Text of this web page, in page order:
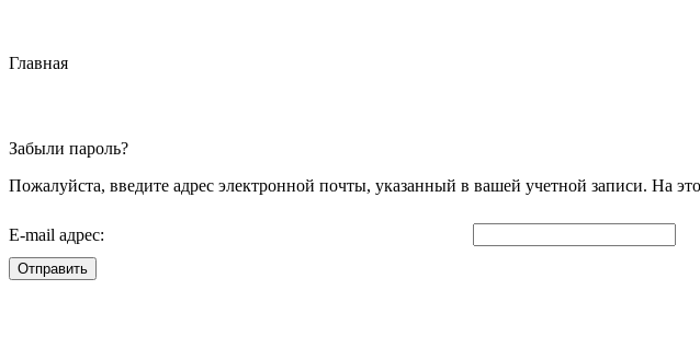
Главная
Забыли пароль?
Пожалуйста, введите адрес электронной почты, указанный в вашей учетной записи. На
E-mail адрес:
Отправить